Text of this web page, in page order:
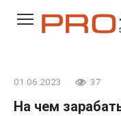
01.06.2023 37
На чем